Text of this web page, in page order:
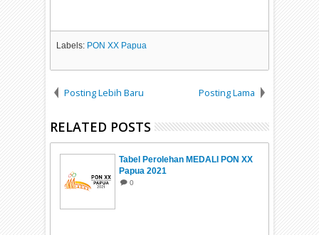
Labels: PON XX Papua
Posting Lebih Baru Posting Lama
RELATED POSTS
Tabel Perolehan MEDALI PON XX
Papua 2021
0